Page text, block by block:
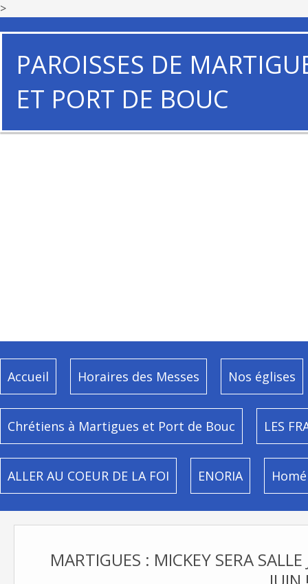
>
PAROISSES DE
ET PORT DE BOUC
Accueil Horaires des Messes Nos églises
Chrétiens à Martigues et Port de Bouc LES
ALLER AU COEUR DE LA FOI ENORIA
MARTIGUES : MICKEY SERA